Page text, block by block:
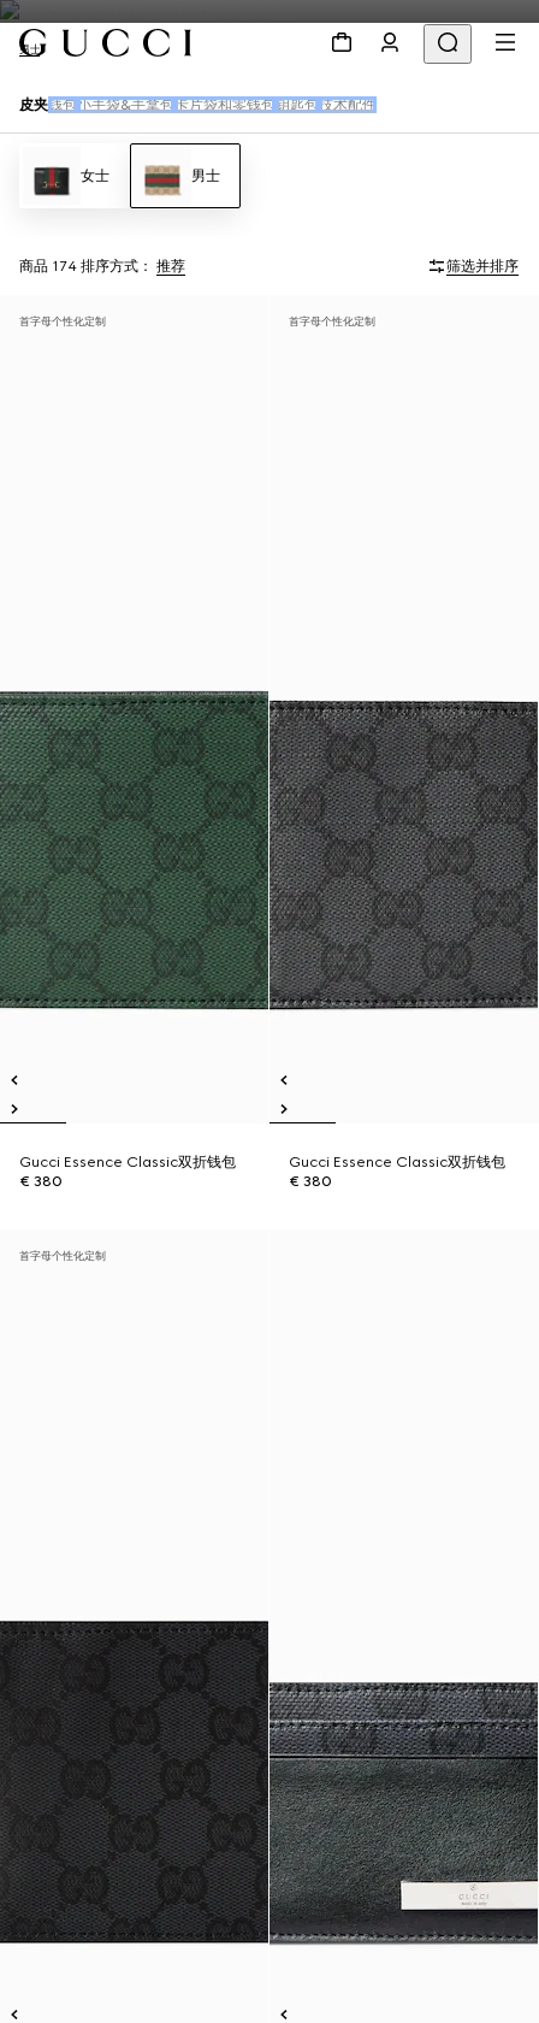
男士
皮夹 钱包 小手袋&手拿包 卡片袋和零钱包 钥匙包 技术配件
女士 男士
商品 174 排序方式： 推荐 筛选并排序
首字母个性化定制
Gucci Essence Classic双折钱包
€ 380
首字母个性化定制
Gucci Essence Classic双折钱包
€ 380
首字母个性化定制